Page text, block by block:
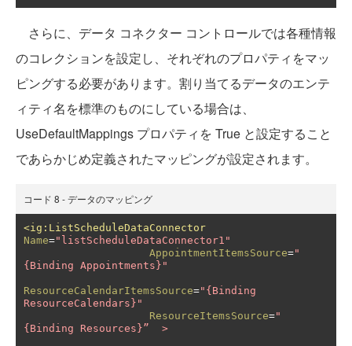
さらに、データ コネクター コントロールでは各種情報
のコレクションを設定し、それぞれのプロパティをマッ
ピングする必要があります。割り当てるデータのエンテ
ィティ名を標準のものにしている場合は、
UseDefaultMappings プロパティを True と設定すること
であらかじめ定義されたマッピングが設定されます。
コード 8 - データのマッピング
<ig:ListScheduleDataConnector
Name="listScheduleDataConnector1"
AppointmentItemsSource="
{Binding Appointments}"
ResourceCalendarItemsSource="{Binding
ResourceCalendars}"
ResourceItemsSource="
{Binding Resources}”  >